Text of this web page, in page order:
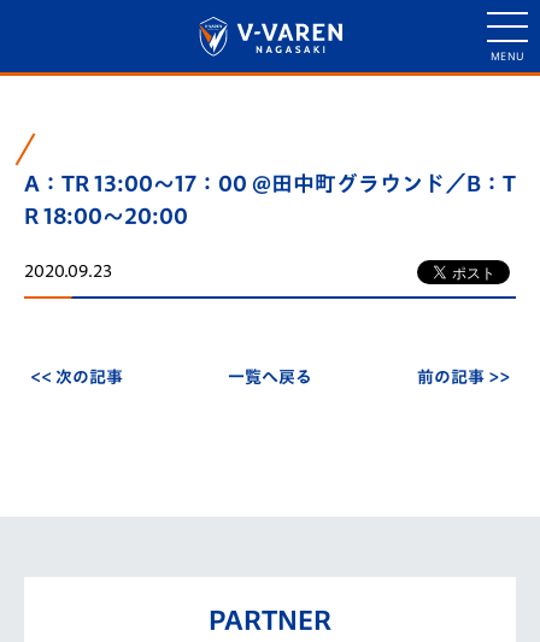
A：TR 13:00～17：00 @田中町グラウンド／B：T
R 18:00～20:00
2020.09.23
<< 次の記事 一覧へ戻る 前の記事 >>
PARTNER